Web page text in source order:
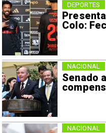
Colo:
DEPORTES
Senado
NACIONAL
NACIONAL